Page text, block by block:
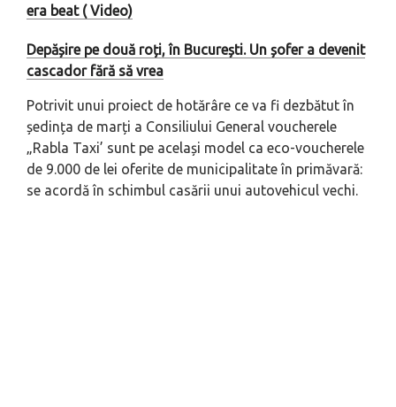
era beat ( Video)
Depășire pe două roți, în București. Un șofer a devenit
cascador fără să vrea
Potrivit unui proiect de hotărâre ce va fi dezbătut în
ședința de marți a Consiliului General voucherele
„Rabla Taxi’ sunt pe același model ca eco-voucherele
de 9.000 de lei oferite de municipalitate în primăvară:
se acordă în schimbul casării unui autovehicul vechi.